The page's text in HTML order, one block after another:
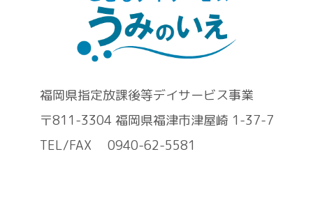
福岡県指定放課後等デイサービス事業
〒811-3304 福岡県福津市津屋崎 1-37-7
TEL/FAX 0940-62-5581